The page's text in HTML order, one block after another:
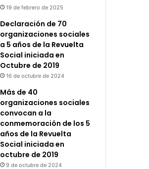
19 de febrero de 2025
Declaración de 70
organizaciones sociales
a 5 años de la Revuelta
Social iniciada en
Octubre de 2019
16 de octubre de 2024
Más de 40
organizaciones sociales
convocan a la
conmemoración de los 5
años de la Revuelta
Social iniciada en
octubre de 2019
9 de octubre de 2024